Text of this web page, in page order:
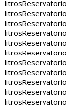
litros
litros
litros
litros
litros
litros
litros
litros
litros
litros
litros